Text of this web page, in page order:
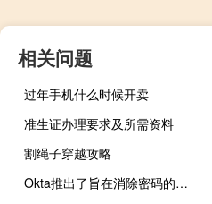
相关问题
过年手机什么时候开卖
准生证办理要求及所需资料
割绳子穿越攻略
Okta推出了旨在消除密码的新工具